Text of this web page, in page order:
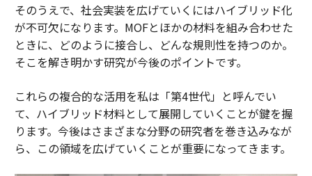
そのうえで、社会実装を広げていくにはハイブリッド化
が不可欠になります。MOFとほかの材料を組み合わせた
ときに、どのように接合し、どんな規則性を持つのか。
そこを解き明かす研究が今後のポイントです。
これらの複合的な活用を私は「第4世代」と呼んでい
て、ハイブリッド材料として展開していくことが鍵を握
ります。今後はさまざまな分野の研究者を巻き込みなが
ら、この領域を広げていくことが重要になってきます。